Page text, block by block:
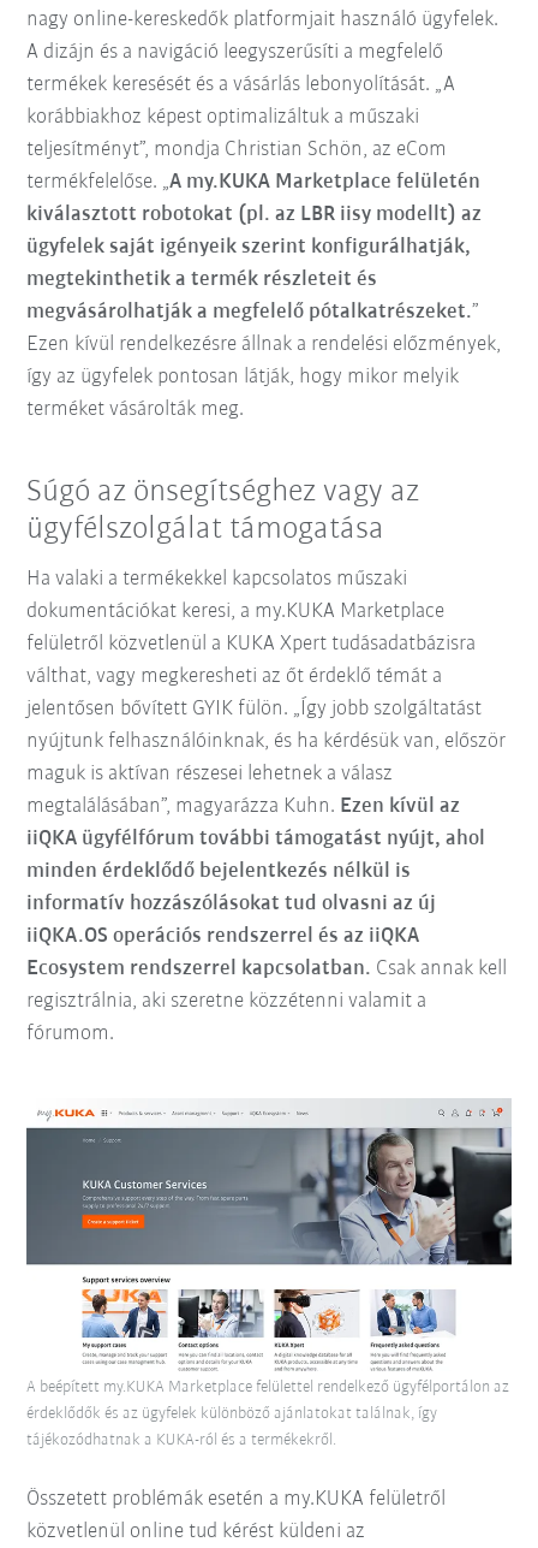
nagy online-kereskedők platformjait használó ügyfelek.
A dizájn és a navigáció leegyszerűsíti a megfelelő
termékek keresését és a vásárlás lebonyolítását. „A
korábbiakhoz képest optimalizáltuk a műszaki
teljesítményt”, mondja Christian Schön, az eCom
termékfelelőse. „A my.KUKA Marketplace felületén
kiválasztott robotokat (pl. az LBR iisy modellt) az
ügyfelek saját igényeik szerint konfigurálhatják,
megtekinthetik a termék részleteit és
megvásárolhatják a megfelelő pótalkatrészeket.”
Ezen kívül rendelkezésre állnak a rendelési előzmények,
így az ügyfelek pontosan látják, hogy mikor melyik
terméket vásárolták meg.
Súgó az önsegítséghez vagy az
ügyfélszolgálat támogatása
Ha valaki a termékekkel kapcsolatos műszaki
dokumentációkat keresi, a my.KUKA Marketplace
felületről közvetlenül a KUKA Xpert tudásadatbázisra
válthat, vagy megkeresheti az őt érdeklő témát a
jelentősen bővített GYIK fülön. „Így jobb szolgáltatást
nyújtunk felhasználóinknak, és ha kérdésük van, először
maguk is aktívan részesei lehetnek a válasz
megtalálásában”, magyarázza Kuhn. Ezen kívül az
iiQKA ügyfélfórum további támogatást nyújt, ahol
minden érdeklődő bejelentkezés nélkül is
informatív hozzászólásokat tud olvasni az új
iiQKA.OS operációs rendszerrel és az iiQKA
Ecosystem rendszerrel kapcsolatban. Csak annak kell
regisztrálnia, aki szeretne közzétenni valamit a
fórumom.
Összetett problémák esetén a my.KUKA felületről
közvetlenül online tud kérést küldeni az
A beépített my.KUKA Marketplace felülettel rendelkező ügyfélportálon az
érdeklődők és az ügyfelek különböző ajánlatokat találnak, így
tájékozódhatnak a KUKA-ról és a termékekről.